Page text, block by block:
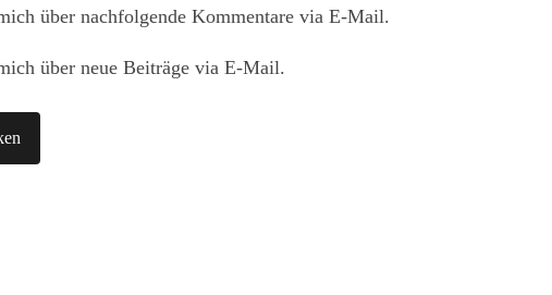
über nachfolgende Kommentare via E-Mail.
über neue Beiträge via E-Mail.